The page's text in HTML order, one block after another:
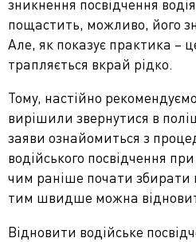
зникнення посвідчення
пощастить, можливо, його
Але, як показує практика –
трапляється вкрай рідко.
Тому, настійно
вирішили звернутися в
заяви ознайомиться з
водійського посвідчення
чим раніше почати збирати
тим швидше можна
Відновити водійське